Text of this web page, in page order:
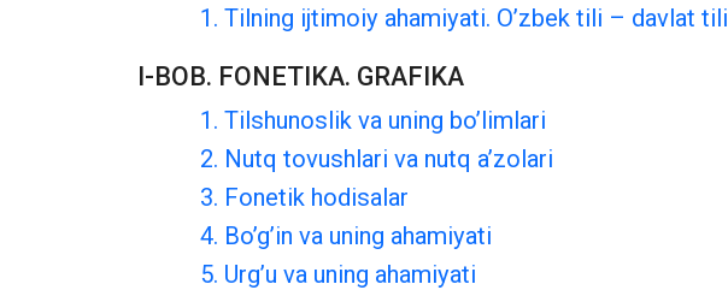
1. Tilning ijtimoiy ahamiyati. O’zbek tili – davlat tili
I-BOB. FONETIKA. GRAFIKA
1. Tilshunoslik va uning bo’limlari
2. Nutq tovushlari va nutq a’zolari
3. Fonetik hodisalar
4. Bo’g’in va uning ahamiyati
5. Urg’u va uning ahamiyati